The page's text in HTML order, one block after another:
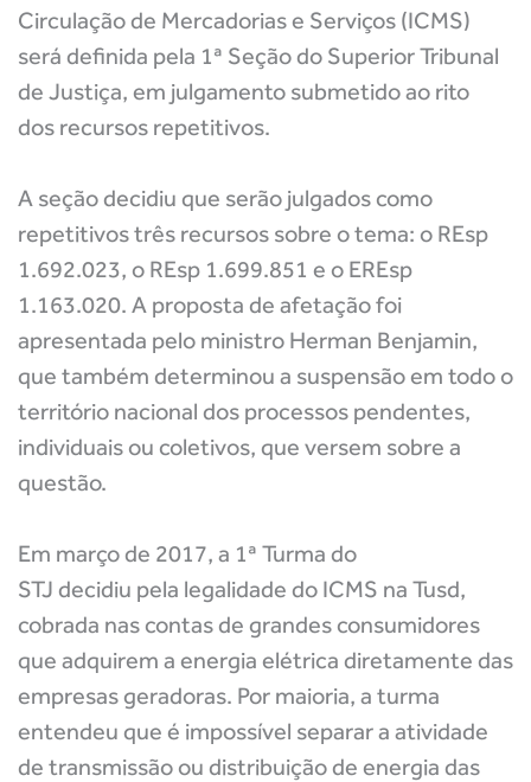
Circulação de Mercadorias e Serviços (ICMS)
será definida pela 1ª Seção do Superior Tribunal
de Justiça, em julgamento submetido ao rito
dos recursos repetitivos.
A seção decidiu que serão julgados como
repetitivos três recursos sobre o tema: o REsp
1.692.023, o REsp 1.699.851 e o EREsp
1.163.020. A proposta de afetação foi
apresentada pelo ministro Herman Benjamin,
que também determinou a suspensão em todo o
território nacional dos processos pendentes,
individuais ou coletivos, que versem sobre a
questão.
Em março de 2017, a 1ª Turma do
STJ decidiu pela legalidade do ICMS na Tusd,
cobrada nas contas de grandes consumidores
que adquirem a energia elétrica diretamente das
empresas geradoras. Por maioria, a turma
entendeu que é impossível separar a atividade
de transmissão ou distribuição de energia das